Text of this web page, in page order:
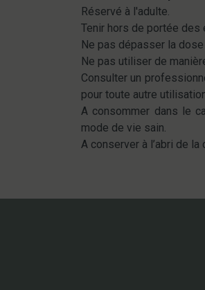
Réservé à l'adulte.
Tenir hors de portée des
Ne pas dépasser la
Ne pas utiliser de
Consulter un
pour toute autre
A consommer dans le
mode de vie sain.
A conserver à l’abri de